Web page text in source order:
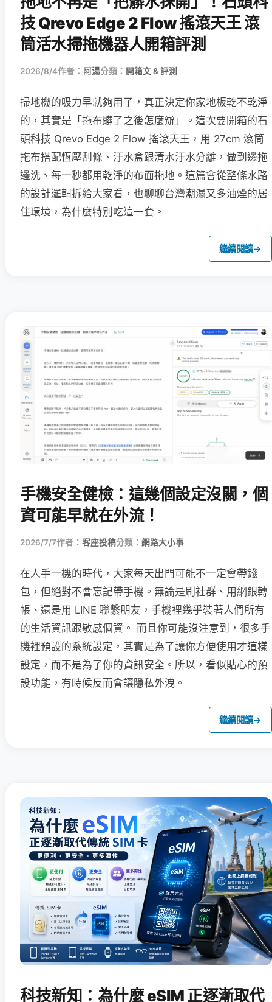
技 Qrevo Edge 2 Flow 搖滾天王 滾
筒活水掃拖機器人開箱評測
2026/8/4作者： 阿湯分類： 開箱文 & 評測
掃地機的吸力早就夠用了，真正決定你家地板乾不乾淨
的，其實是「拖布髒了之後怎麼辦」。這次要開箱的石
頭科技 Qrevo Edge 2 Flow 搖滾天王，用 27cm 滾筒
拖布搭配恆壓刮條、汙水盒跟清水汙水分離，做到邊拖
邊洗、每一秒都用乾淨的布面拖地。這篇會從整條水路
的設計邏輯拆給大家看，也聊聊台灣潮濕又多油煙的居
住環境，為什麼特別吃這一套。
繼續閱讀→
手機安全健檢：這幾個設定沒關，個
資可能早就在外流！
2026/7/7作者： 客座投稿分類： 網路大小事
在人手一機的時代，大家每天出門可能不一定會帶錢
包，但絕對不會忘記帶手機。無論是刷社群、用網銀轉
帳、還是用 LINE 聯繫朋友，手機裡幾乎裝著人們所有
的生活資訊跟敏感個資。 而且你可能沒注意到，很多手
機裡預設的系統設定，其實是為了讓你方便使用才這樣
設定，而不是為了你的資訊安全。所以，看似貼心的預
設功能，有時候反而會讓隱私外洩。
繼續閱讀→
科技新知：為什麼 eSIM 正逐漸取代